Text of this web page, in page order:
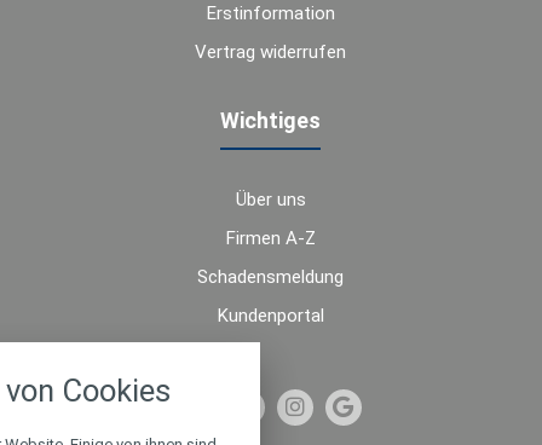
Erstinformation
Vertrag widerrufen
Wichtiges
Über uns
Firmen A-Z
Schadensmeldung
Kundenportal
Cookies
alle verwendeten Cookies und
zu blockieren.